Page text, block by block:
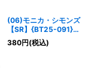
(06)モニカ・シモンズ
【SR】{BT25-091}
《黒》
380円(税込)